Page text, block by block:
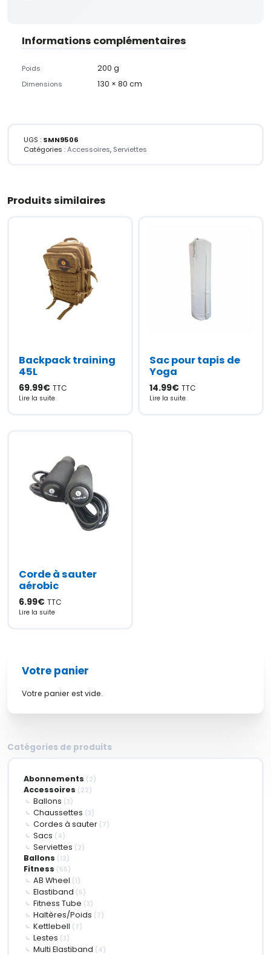
Votre panier
Votre panier est vide.
Catégories de produits
Abonnements (2)
Accessoires (22)
Ballons (3)
Chaussettes (3)
Cordes à sauter (7)
Sacs (4)
Serviettes (2)
Ballons (12)
Fitness (55)
AB Wheel (1)
Elastiband (5)
Fitness Tube (3)
Haltères/Poids (7)
Kettlebell (7)
Lestes (3)
Multi Elastiband (4)
Informations complémentaires
Poids 200 g
Dimensions 130 × 80 cm
UGS : SMN9506
Catégories :Accessoires, Serviettes
Produits similaires
Backpack training
45L
69.99€ TTC
Lire la suite
Sac pour tapis de
Yoga
14.99€ TTC
Lire la suite
Corde à sauter
aérobic
6.99€ TTC
Lire la suite